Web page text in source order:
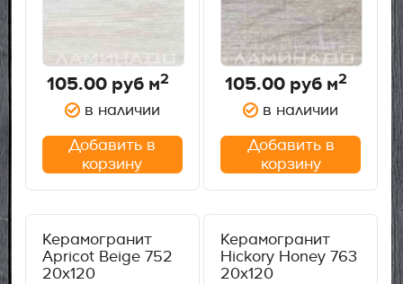
105.00руб м2
в наличии
Добавить в
корзину
105.00 руб м2
в наличии
Добавить в
корзину
Керамогранит
Apricot Beige 752
20х120
Керамогранит
Hickory Honey 763
20х120